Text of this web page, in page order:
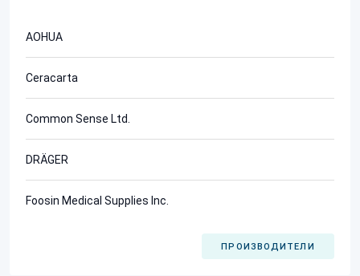
AOHUA
Ceracarta
Common Sense Ltd.
DRÄGER
Foosin Medical Supplies Inc.
ПРОИЗВОДИТЕЛИ